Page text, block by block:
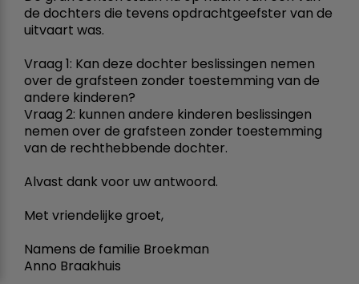
de dochters die tevens opdrachtgeefster van de
uitvaart was.
Vraag 1: Kan deze dochter beslissingen nemen
over de grafsteen zonder toestemming van de
andere kinderen?
Vraag 2: kunnen andere kinderen beslissingen
nemen over de grafsteen zonder toestemming
van de rechthebbende dochter.
Alvast dank voor uw antwoord.
Met vriendelijke groet,
Namens de familie Broekman
Anno Braakhuis